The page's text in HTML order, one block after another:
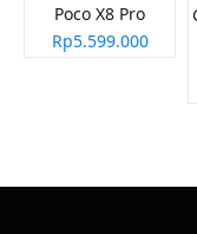
Poco X8 Pro
Rp5.599.000